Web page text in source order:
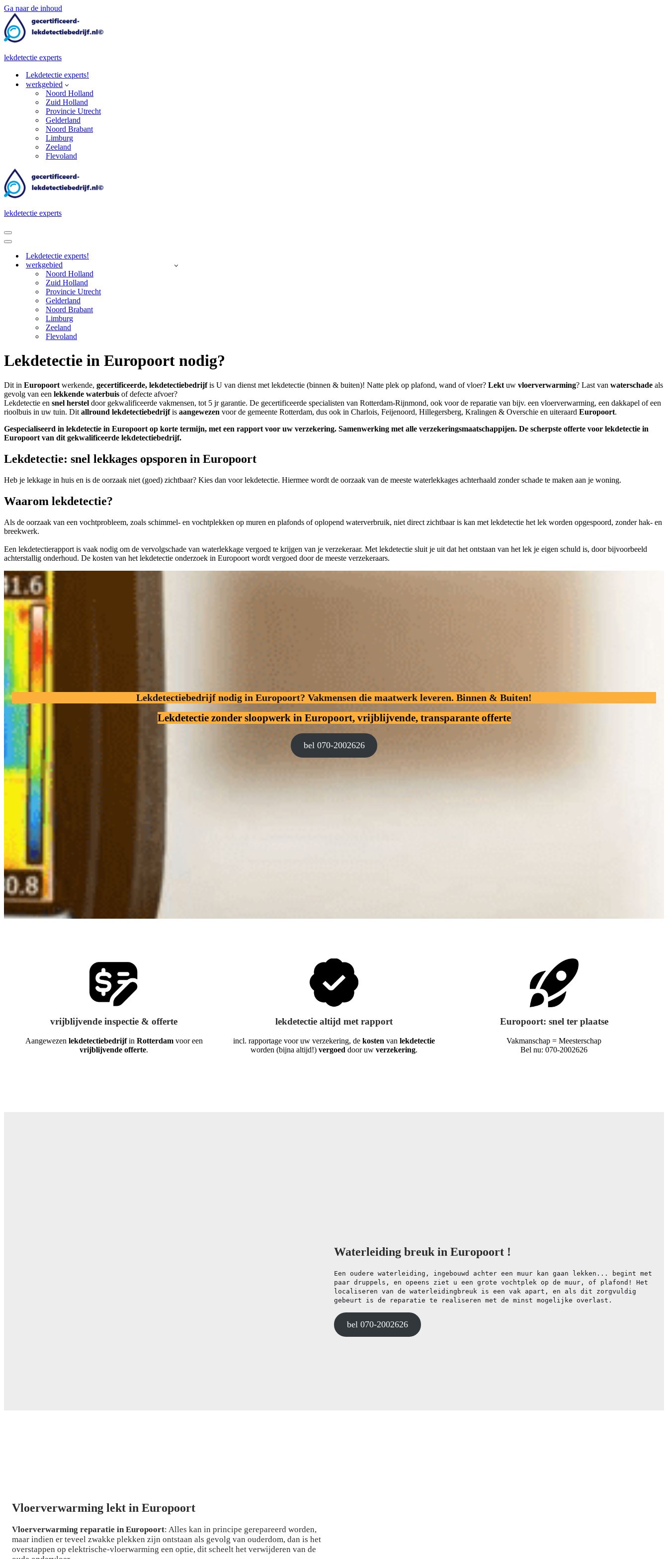
Ga naar de inhoud
lekdetectie experts
Lekdetectie experts!
werkgebied
Noord Holland
Zuid Holland
Provincie Utrecht
Gelderland
Noord Brabant
Limburg
Zeeland
Flevoland
lekdetectie experts
Navigatie
Menu
Navigatie
Lekdetectie experts!
werkgebied
Noord Holland
Zuid Holland
Provincie Utrecht
Gelderland
Noord Brabant
Limburg
Zeeland
Flevoland
Lekdetectie in Europoort nodig?
Dit in Europoort werkende, gecertificeerde, lekdetectiebedrijfis U van dienst met lekdetectie (binnen & buiten)! Natte plek op plafond, wand of vloer? Lekt uw vloerverwarming? Last van waterschade als
gevolg van een lekkende waterbuis of defecte afvoer?
Lekdetectie en snel herstel door gekwalificeerde vakmensen, tot 5 jr garantie. De gecertificeerde specialisten van Rotterdam-Rijnmond, ook voor de reparatie van bijv. een vloerverwarming, een dakkapel of een
rioolbuis in uw tuin. Dit allround lekdetectiebedrijfis aangewezen voor de gemeente Rotterdam, dus ook in Charlois, Feijenoord, Hillegersberg, Kralingen & Overschie en uiteraard Europoort.
Gespecialiseerd in lekdetectie in Europoort op korte termijn, met een rapport voor uw verzekering. Samenwerking met alle verzekeringsmaatschappijen. De scherpste offerte voor lekdetectie in
Europoort van dit gekwalificeerde lekdetectiebedrijf.
Lekdetectie: snel lekkages opsporen in Europoort
Heb je lekkage in huis en is de oorzaak niet (goed) zichtbaar? Kies dan voor lekdetectie. Hiermee wordt de oorzaak van de meeste waterlekkages achterhaald zonder schade te maken aan je woning.
Waarom lekdetectie?
Als de oorzaak van een vochtprobleem, zoals schimmel- en vochtplekken op muren en plafonds of oplopend waterverbruik, niet direct zichtbaar is kan met lekdetectie het lek worden opgespoord, zonder hak- en
breekwerk.
Een lekdetectierapport is vaak nodig om de vervolgschade van waterlekkage vergoed te krijgen van je verzekeraar. Met lekdetectie sluit je uit dat het ontstaan van het lek je eigen schuld is, door bijvoorbeeld
achterstallig onderhoud. De kosten van het lekdetectie onderzoek in Europoort wordt vergoed door de meeste verzekeraars.
Lekdetectiebedrijf nodig in Europoort? Vakmensen die maatwerk leveren. Binnen & Buiten!
Lekdetectie zonder sloopwerkin Europoort, vrijblijvende, transparante offerte
bel 070-2002626
vrijblijvende inspectie & offerte
Aangewezen lekdetectiebedrijfin Rotterdam voor een
vrijblijvende offerte.
lekdetectie altijd met rapport
incl. rapportage voor uw verzekering, de kosten van lekdetectie
worden (bijna altijd!) vergoed door uw verzekering.
Europoort: snel ter plaatse
Vakmanschap = Meesterschap
Bel nu: 070-2002626
Waterleiding breuk in Europoort !
Een oudere waterleiding, ingebouwd achter een muur kan gaan lekken... begint met
paar druppels, en opeens ziet u een grote vochtplek op de muur, of plafond! Het
localiseren van de waterleidingbreuk is een vak apart, en als dit zorgvuldig
gebeurt is de reparatie te realiseren met de minst mogelijke overlast.
bel 070-2002626
Vloerverwarming lekt in Europoort
Vloerverwarming reparatie in Europoort: Alles kan in principe gerepareerd worden,
maar indien er teveel zwakke plekken zijn ontstaan als gevolg van ouderdom, dan is het
overstappen op elektrische-vloerwarming een optie, dit scheelt het verwijderen van de